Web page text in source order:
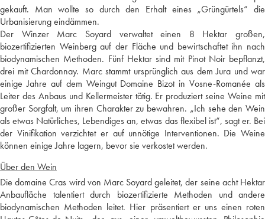
gekauft. Man wollte so durch den Erhalt eines „Grüngürtels“ die
Urbanisierung eindämmen.
Der Winzer Marc Soyard verwaltet einen 8 Hektar großen,
biozertifizierten Weinberg auf der Fläche und bewirtschaftet ihn nach
biodynamischen Methoden. Fünf Hektar sind mit Pinot Noir bepflanzt,
drei mit Chardonnay. Marc stammt ursprünglich aus dem Jura und war
einige Jahre auf dem Weingut Domaine Bizot in Vosne-Romanée als
Leiter des Anbaus und Kellermeister tätig. Er produziert seine Weine mit
großer Sorgfalt, um ihren Charakter zu bewahren. „Ich sehe den Wein
als etwas Natürliches, Lebendiges an, etwas das flexibel ist“, sagt er. Bei
der Vinifikation verzichtet er auf unnötige Interventionen. Die Weine
können einige Jahre lagern, bevor sie verkostet werden.
Über den Wein
Die domaine Cras wird von Marc Soyard geleitet, der seine acht Hektar
Anbaufläche talentiert durch biozertifizierte Methoden und andere
biodynamischen Methoden leitet. Hier präsentiert er uns einen roten